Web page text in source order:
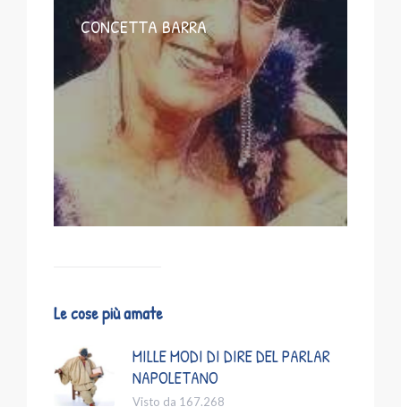
CONCETTA BARRA
Le cose più amate
MILLE MODI DI DIRE DEL PARLAR
NAPOLETANO
Visto da 167.268